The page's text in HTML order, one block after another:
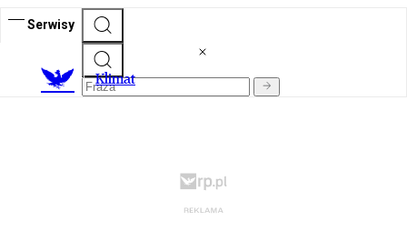
Serwisy
Klimat